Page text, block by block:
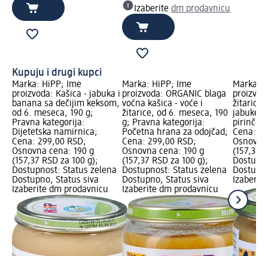
Izaberitedm prodavnicu
Kupuju i drugi kupci
Marka: HiPP; Ime
proizvoda: Kašica - jabuka i
banana sa dečijim keksom,
od 6. meseca, 190 g;
Pravna kategorija:
Dijetetska namirnica;
Cena: 299,00 RSD;
Osnovna cena: 190 g
(157,37 RSD za 100 g);
Dostupnost: Status zelena
Dostupno, Status siva
Izaberite dm prodavnicu
Marka: HiPP; Ime
proizvoda: ORGANIC blaga
voćna kašica - voće i
žitarice, od 6. meseca, 190
g; Pravna kategorija:
Početna hrana za odojčad;
Cena: 299,00 RSD;
Osnovna cena: 190 g
(157,37 RSD za 100 g);
Dostupnost: Status zelena
Dostupno, Status siva
Izaberite dm prodavnicu
Marka:
žitarice-
jabuke i
Cena:
(157,37